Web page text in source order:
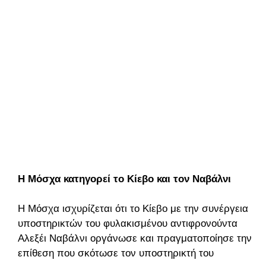
Η Μόσχα κατηγορεί το Κίεβο και τον Ναβάλνι
Η Μόσχα ισχυρίζεται ότι το Κίεβο με την συνέργεια
υποστηρικτών του φυλακισμένου αντιφρονούντα
Αλεξέι Ναβάλνι οργάνωσε και πραγματοποίησε την
επίθεση που σκότωσε τον υποστηρικτή του